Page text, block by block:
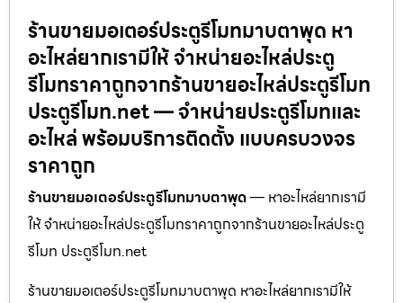
ร้านขายมอเตอร์ประตูรีโมทมาบตาพุด หา
อะไหล่ยากเรามีให้ จำหน่ายอะไหล่ประตู
รีโมทราคาถูกจากร้านขายอะไหล่ประตูรีโมท
ประตูรีโมท.net — จำหน่ายประตูรีโมทและ
อะไหล่ พร้อมบริการติดตั้ง แบบครบวงจร
ราคาถูก
ร้านขายมอเตอร์ประตูรีโมทมาบตาพุด— หาอะไหล่ยากเรามี
ให้ จำหน่ายอะไหล่ประตูรีโมทราคาถูกจากร้านขายอะไหล่ประตู
รีโมท ประตูรีโมท.net
ร้านขายมอเตอร์ประตูรีโมทมาบตาพุด หาอะไหล่ยากเรามีให้